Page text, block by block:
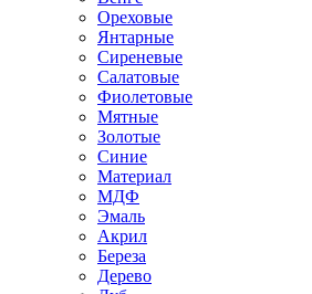
Ореховые
Янтарные
Сиреневые
Салатовые
Фиолетовые
Мятные
Золотые
Синие
Материал
МДФ
Эмаль
Акрил
Береза
Дерево